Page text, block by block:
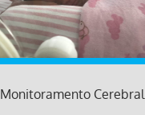
Monitoramento Cerebral